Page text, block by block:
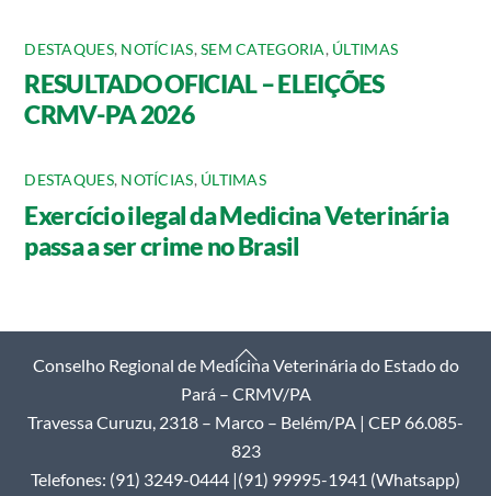
DESTAQUES, NOTÍCIAS,SEM CATEGORIA, ÚLTIMAS
RESULTADO OFICIAL – ELEIÇÕES
CRMV-PA 2026
DESTAQUES, NOTÍCIAS, ÚLTIMAS
Exercício ilegal da Medicina Veterinária
passa a ser crime no Brasil
Back
To
Top
Conselho Regional de Medicina Veterinária do Estado do
Pará – CRMV/PA
Travessa Curuzu, 2318 – Marco – Belém/PA | CEP 66.085-
823
Telefones: (91) 3249-0444 |(91) 99995-1941 (Whatsapp)